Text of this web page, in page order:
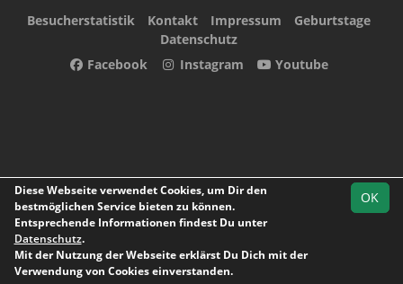
Besucherstatistik Kontakt Impressum
Geburtstage
Datenschutz
Facebook
Instagram Youtube
OK
Diese Webseite verwendet Cookies, um Dir den
bestmöglichen Service bieten zu können.
Entsprechende Informationen findest Du unter
Datenschutz.
Mit der Nutzung der Webseite erklärst Du Dich mit der
Verwendung von Cookies einverstanden.